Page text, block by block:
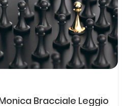
Bracciale Leggio